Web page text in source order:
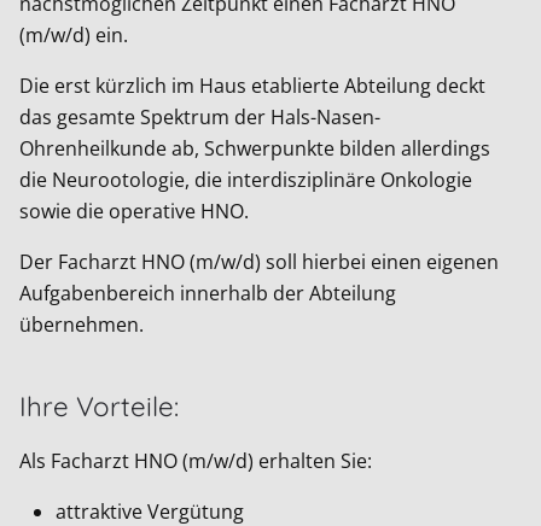
(m/w/d) ein.
Die erst kürzlich im Haus etablierte Abteilung deckt
das gesamte Spektrum der Hals-Nasen-
Ohrenheilkunde ab, Schwerpunkte bilden allerdings
die Neurootologie, die interdisziplinäre Onkologie
sowie die operative HNO.
Der Facharzt HNO (m/w/d) soll hierbei einen eigenen
Aufgabenbereich innerhalb der Abteilung
übernehmen.
Ihre Vorteile:
Als Facharzt HNO (m/w/d) erhalten Sie:
attraktive Vergütung